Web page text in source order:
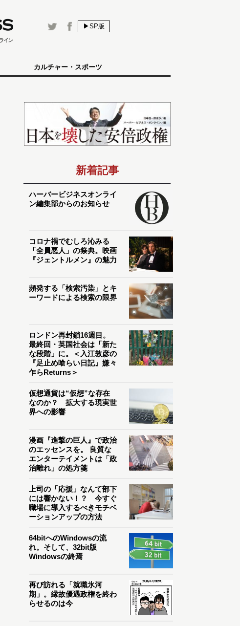
▶SP版
カルチャー・スポーツ
新着記事
ハーバービジネスオンライ
ン編集部からのお知らせ
コロナ禍でむしろ沁みる
「全員悪人」の祭典。映画
『ジェントルメン』の魅力
頻発する「検索汚染」とキ
ーワードによる検索の限界
ロンドン再封鎖16週目。
最終回・英国社会は「新た
な段階」に。＜入江敦彦の
『足止め喰らい日記』嫌々
乍らReturns＞
仮想通貨は“仮想”な存在
なのか？ 拡大する現実世
界への影響
漫画『進撃の巨人』で政治
のエッセンスを。 良質な
エンターテイメントは「政
治離れ」の処方箋
上司の「応援」なんて部下
には響かない！？ 今すぐ
職場に導入するべきモチベ
ーションアップの方法
64bitへのWindowsの流
れ。そして、32bit版
Windowsの終焉
再び訪れる「就職氷河
期」。縁故優遇政権を終わ
らせるのは今